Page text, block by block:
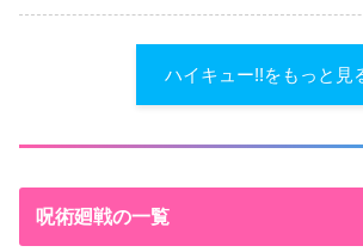
ハイキュー!!をもっと見
呪術廻戦の一覧